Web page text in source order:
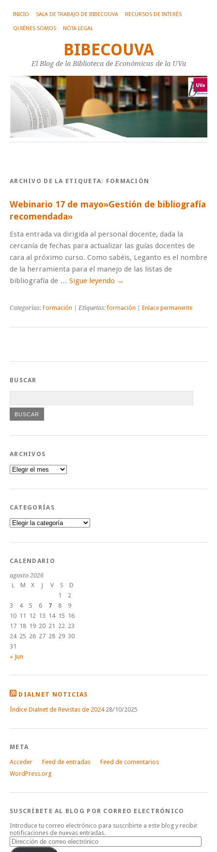
INICIO SALA DE TRABAJO DE BIBECOUVA RECURSOS DE INTERÉS
QUIÉNES SOMOS NOTA LEGAL
BIBECOUVA
El Blog de la Biblioteca de Económicas de la UVa
ARCHIVO DE LA ETIQUETA: FORMACIÓN
Webinario 17 de mayo»Gestión de bibliografía
recomendada»
Esta entrada va dirigida al personal docente, dada la
cercanía de fechas para actualizar las guías docentes de
cara al próximo curso. Como sabéis, Leganto es el nombre
de la herramienta para el manejo de las listas de
bibliografía de … Sigue leyendo →
Categorías: Formación | Etiquetas:formación Enlace permanente
BUSCAR
ARCHIVOS
Archivos
CATEGORÍAS
Categorías
CALENDARIO
agosto 2026
L
M X J V S
D
1
2
3
4 5 6 7 8
9
10 11 12 13 14 15 16
17 18 19 20 21 22 23
24 25 26 27 28 29 30
31
« Jun
DIALNET NOTICIAS
Índice Dialnet de Revistas de 2024 28/10/2025
META
Acceder Feed de entradas
Feed de comentarios
WordPress.org
SUSCRÍBETE AL BLOG POR CORREO ELECTRÓNICO
Introduce tu correo electrónico para suscribirte a este blog y recibir
notificaciones de nuevas entradas.
Dirección
de